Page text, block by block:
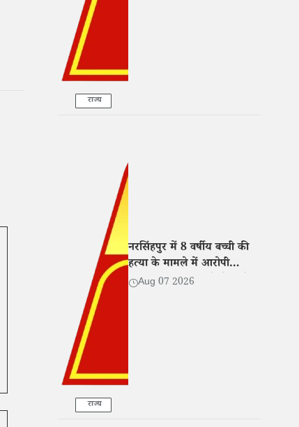
राज्य
राज्य
नरसिंहपुर में 8 वर्षीय बच्ची की
हत्या के मामले में आरोपी
गिरफ्तार, न्यायालय ने भेजा जेल
Aug 07 2026